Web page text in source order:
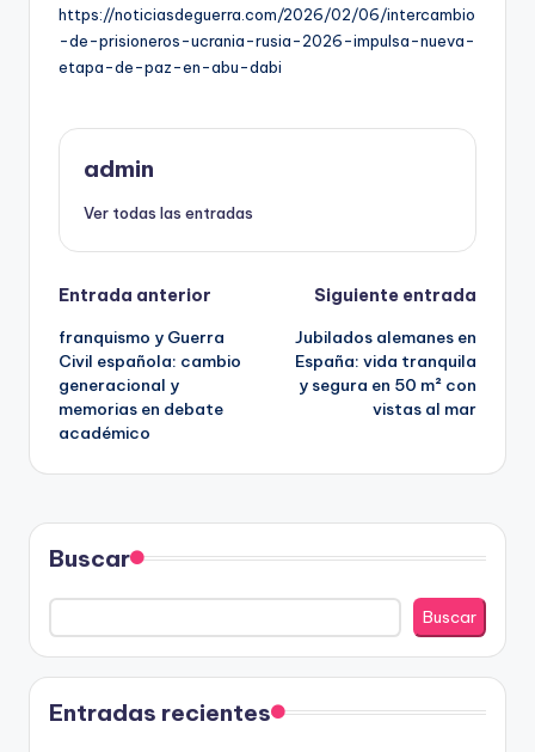
https://noticiasdeguerra.com/2026/02/06/intercambio
-de-prisioneros-ucrania-rusia-2026-impulsa-nueva-
etapa-de-paz-en-abu-dabi
admin
Ver todas las entradas
Navegación
de
entradas
Entrada anterior
franquismo y Guerra
Civil española: cambio
generacional y
memorias en debate
académico
Siguiente entrada
Jubilados alemanes en
España: vida tranquila
y segura en 50 m² con
vistas al mar
Buscar
Buscar
Entradas recientes